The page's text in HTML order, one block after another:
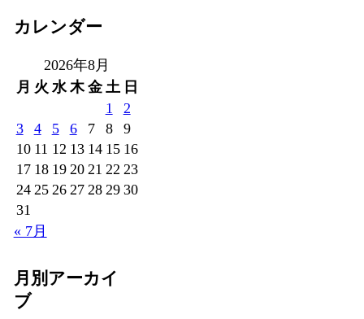
カレンダー
2026年8月
月 火 水 木 金 土 日
1
2
3
4 5 6 7 8
9
10 11 12 13 14 15 16
17 18 19 20 21 22 23
24 25 26 27 28 29 30
31
« 7月
月別アーカイ
ブ